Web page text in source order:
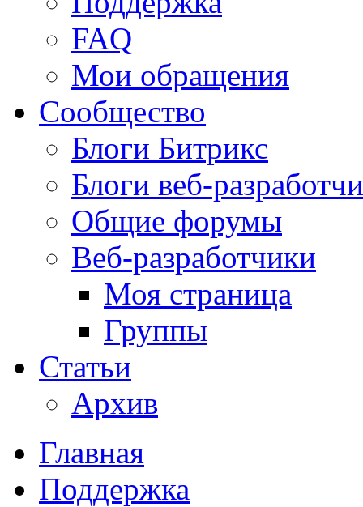
FAQ
Мои обращения
Сообщество
Блоги Битрикс
Блоги веб-
Общие форумы
Веб-разработчики
Моя страница
Группы
Статьи
Архив
Главная
Поддержка